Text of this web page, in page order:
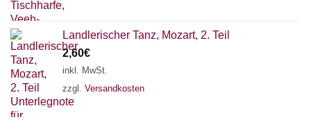
Landlerischer Tanz, Mozart, 2. Teil
2,60€
inkl. MwSt.
zzgl. Versandkosten
Chat Support
18 SAITEN